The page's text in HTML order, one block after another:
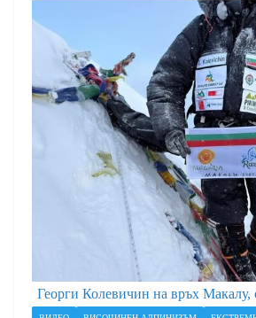
Георги Колевичин на връх Макалу,